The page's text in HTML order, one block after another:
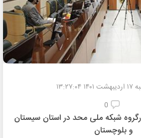
۱۷ اردیبهشت ۱۴۰۱ ۱۳:۲۷:۰۴
0
شبکه ملی محد در استان سیستان
و بلوچستان